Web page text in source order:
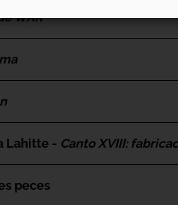
WAR
Lahitte - Canto XVIII:
peces